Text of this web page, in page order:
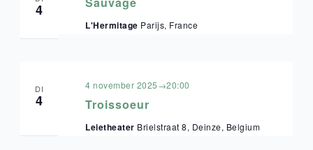
4
L'Hermitage Parijs, France
DI
4 Troissoeur
4 november 2025→20:00
Leietheater Brielstraat 8, Deinze, Belgium